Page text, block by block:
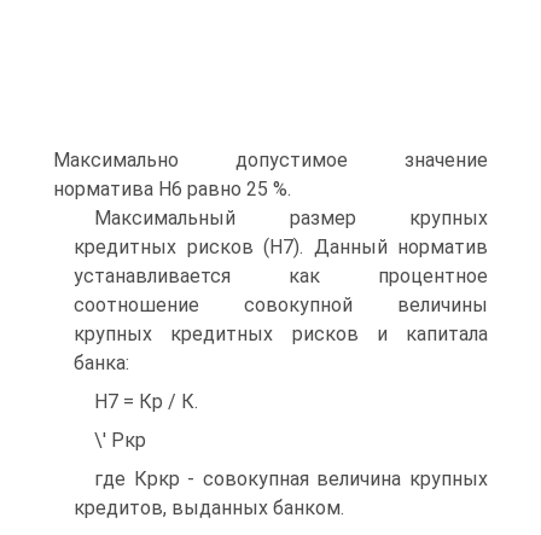
Максимально допустимое значение
норматива Н6 равно 25 %.
Максимальный размер крупных
кредитных рисков (Н7). Данный норматив
устанавливается как процентное
соотношение совокупной величины
крупных кредитных рисков и капитала
банка:
Н7 = Кр / К.
\' Ркр
где Кркр - совокупная величина крупных
кредитов, выданных банком.